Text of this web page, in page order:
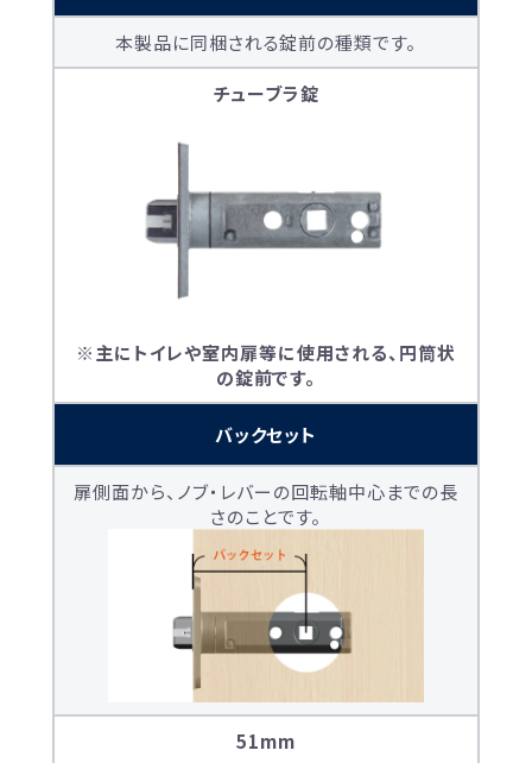
本製品に同梱される錠前の種類です。
チューブラ錠
※主にトイレや室内扉等に使用される、円筒状
の錠前です。
バックセット
扉側面から、ノブ・レバーの回転軸中心までの長
さのことです。
51mm